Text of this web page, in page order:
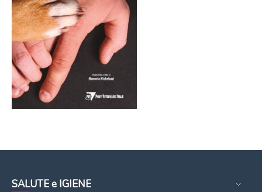
SALUTE e IGIENE